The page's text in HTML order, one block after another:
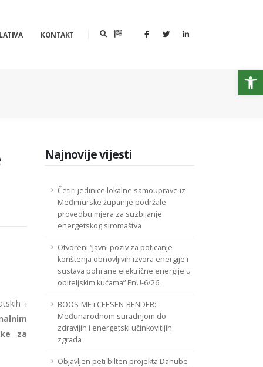
KONTAKT
i
za
Najnovije vijesti
Četiri jedinice lokalne samouprave iz
Međimurske županije podržale
provedbu mjera za suzbijanje
energetskog siromaštva
Otvoreni “Javni poziv za poticanje
korištenja obnovljivih izvora energije i
sustava pohrane električne energije u
obiteljskim kućama” EnU-6/26.
BOOS-ME i CEESEN-BENDER:
Međunarodnom suradnjom do
zdravijih i energetski učinkovitijih
zgrada
Objavljen peti bilten projekta Danube